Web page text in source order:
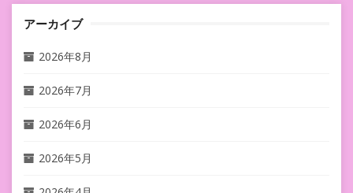
アーカイブ
2026年8月
2026年7月
2026年6月
2026年5月